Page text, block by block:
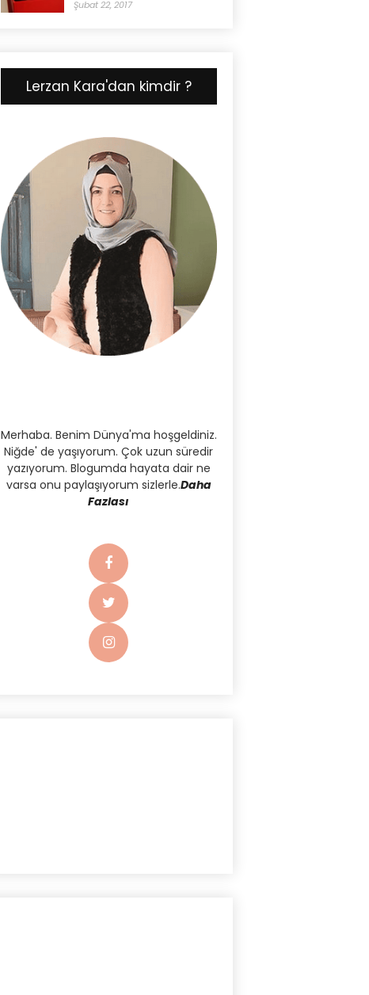
Şubat 22, 2017
Lerzan Kara'dan kimdir ?
Merhaba. Benim Dünya'ma hoşgeldiniz.
Niğde' de yaşıyorum. Çok uzun süredir
yazıyorum. Blogumda hayata dair ne
varsa onu paylaşıyorum sizlerle.Daha
Fazlası